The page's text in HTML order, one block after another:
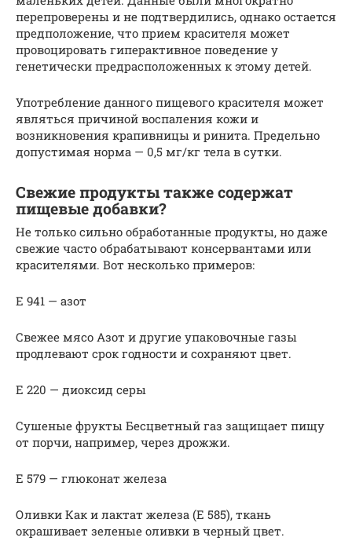
перепроверены и не подтвердились, однако остается
предположение, что прием красителя может
провоцировать гиперактивное поведение у
генетически предрасположенных к этому детей.
Употребление данного пищевого красителя может
являться причиной воспаления кожи и
возникновения крапивницы и ринита. Предельно
допустимая норма — 0,5 мг/кг тела в сутки.
Свежие продукты также содержат
пищевые добавки?
Не только сильно обработанные продукты, но даже
свежие часто обрабатывают консервантами или
красителями. Вот несколько примеров:
Е 941 — азот
Свежее мясо Азот и другие упаковочные газы
продлевают срок годности и сохраняют цвет.
Е 220 — диоксид серы
Сушеные фрукты Бесцветный газ защищает пищу
от порчи, например, через дрожжи.
Е 579 — глюконат железа
Оливки Как и лактат железа (E 585), ткань
окрашивает зеленые оливки в черный цвет.